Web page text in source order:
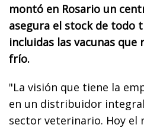
montó en Rosario un
asegura el stock de todo
incluidas las vacunas que
frío.
"La visión que tiene la
en un distribuidor
sector veterinario. Hoy el